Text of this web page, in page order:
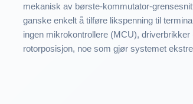
mekanisk av børste-kommutator-
ganske enkelt å tilføre likspenning til
ingen mikrokontrollere (MCU),
rotorposisjon, noe som gjør systemet